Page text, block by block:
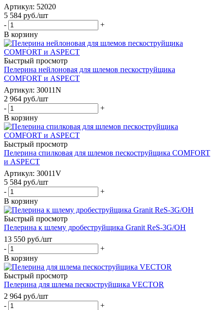
Артикул: 52020
5 584 руб./шт
-
+
В корзину
Быстрый просмотр
Пелерина нейлоновая для шлемов пескоструйщика
COMFORT и ASPECT
Артикул: 30011N
2 964 руб./шт
-
+
В корзину
Быстрый просмотр
Пелерина спилковая для шлемов пескоструйщика COMFORT
и ASPECT
Артикул: 30011V
5 584 руб./шт
-
+
В корзину
Быстрый просмотр
Пелерина к шлему дробеструйщика Granit ReS-3G/OH
13 550 руб./шт
-
+
В корзину
Быстрый просмотр
Пелерина для шлема пескоструйщика VECTOR
2 964 руб./шт
-
+